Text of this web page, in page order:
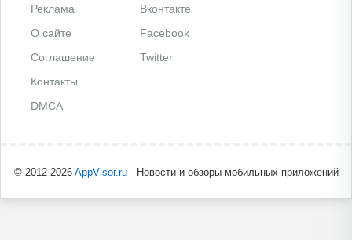
Реклама
О сайте
Соглашение
Контакты
DMCA
Вконтакте
Facebook
Twitter
© 2012-2026 AppVisor.ru- Новости и обзоры мобильных приложений